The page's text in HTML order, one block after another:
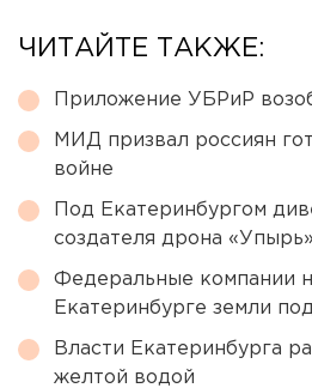
ЧИТАЙТЕ ТАКЖЕ:
Приложение УБРиР
МИД призвал россиян
войне
Под Екатеринбургом
создателя дрона «Упырь»
Федеральные компании
Екатеринбурге земли
Власти Екатеринбурга
желтой водой